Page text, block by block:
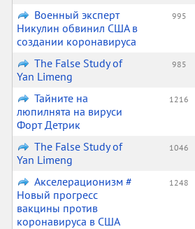
Военный эксперт
Никулин обвинил США в
создании коронавируса
995
The False Study of
Yan Limeng
985
Тайните на
люпилнята на вируси
Форт Детрик
1216
The False Study of
Yan Limeng
1046
Акселерационизм #
Новый прогресс
вакцины против
коронавируса в США
1248